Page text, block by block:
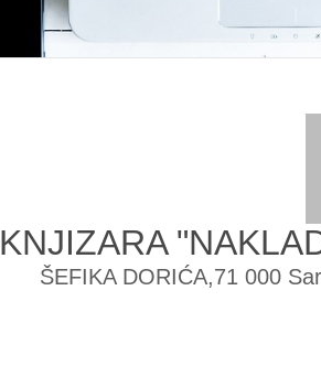
KNJIZARA
ŠEFIKA DORIĆA,71 000